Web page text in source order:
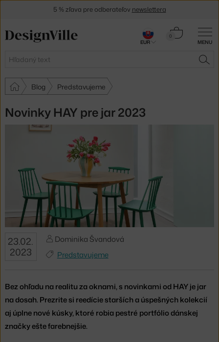
MENU
Hľadať
0
Košík
Blog Predstavujeme
Novinky HAY pre jar 2023
23.02.
2023
Dominika Švandová
Predstavujeme
Bez ohľadu na realitu za oknami, s novinkami od HAY je jar
na dosah. Prezrite si reedície starších a úspešných kolekcií
aj úplne nové kúsky, ktoré robia pestré portfólio dánskej
značky ešte farebnejšie.
5 % zľava pre odberateľov newslettera
EUR